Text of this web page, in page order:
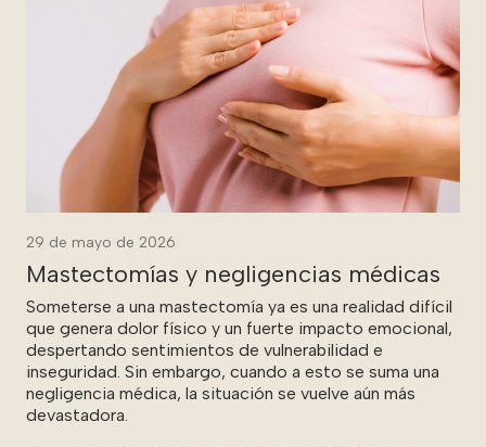
29 de mayo de 2026
Mastectomías y negligencias médicas
Someterse a una mastectomía ya es una realidad difícil
que genera dolor físico y un fuerte impacto emocional,
despertando sentimientos de vulnerabilidad e
inseguridad. Sin embargo, cuando a esto se suma una
negligencia médica, la situación se vuelve aún más
devastadora.